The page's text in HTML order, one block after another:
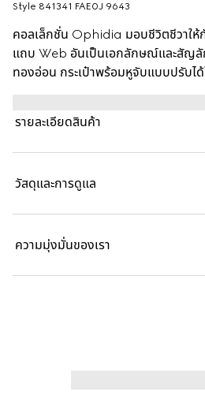
Style ‎841341 FAE0J 9643
คอลเล็กชั่น Ophidia มอบชีวิตชีวาใ
แถบ Web อันเป็นเอกลักษณ์และสัญ
ทองอ่อน กระเป๋าพร้อมหูจับแบบปรับไ
รายละเอียดสินค้า
วัสดุและการดูแล
ความมุ่งมั่นของเรา